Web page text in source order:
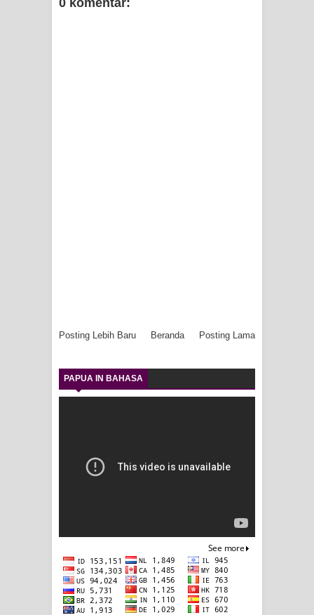
0 komentar:
Posting Lebih Baru Posting Lama
Beranda
PAPUA IN BAHASA